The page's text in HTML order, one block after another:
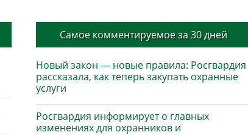
Самое комментируемое за 30 дней
Новый закон — новые правила: Росгвардия
рассказала, как теперь закупать охранные
услуги
Росгвардия информирует о главных
изменениях для охранников и